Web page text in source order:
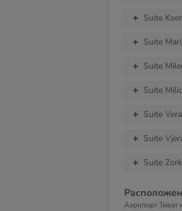
Suite
Suite
Suite
Suite
Suite Vera
Suite
Suite
Аэропорт Тиват